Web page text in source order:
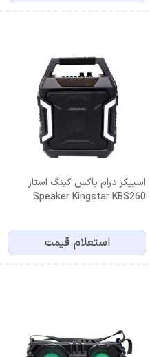
اسپیکر درام باکس کینگ استار
Speaker Kingstar KBS260
استعلام قیمت